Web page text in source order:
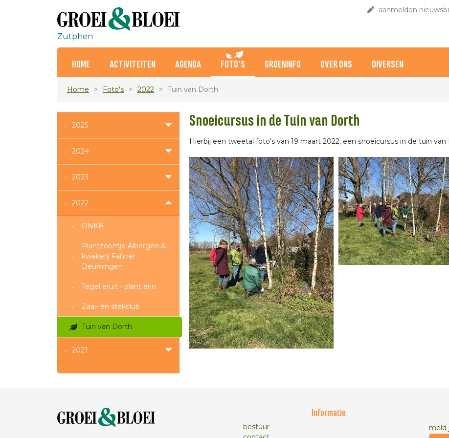
aanmelden
Zutphen
HOME ACTIVITEITEN AGENDA FOTO'S GROENINFO OVER ONS DIVERSEN
Home Foto's 2022 Tuin van Dorth
2025
2024
2023
2022
ONKB
Plantzoentje Albergen &
kwekerij Fahner
Deurningen
Tegel eruit - plant erin
Zaai- en stekclub
Tuin van Dorth
2021
Snoeicursus in de Tuin van Dorth
Hierbij een tweetal foto's van 19 maart 2022; een snoeicursus in de tuin van
Informatie
bestuur
meld